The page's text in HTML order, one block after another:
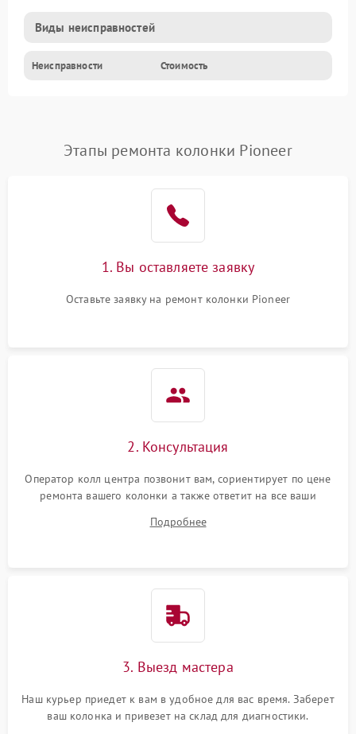
Виды неисправностей
Неисправности Стоимость
Этапы ремонта колонки Pioneer
1. Вы оставляете заявку
Оставьте заявку на ремонт колонки Pioneer
2. Консультация
Оператор колл центра позвонит вам, сориентирует по цене
ремонта вашего колонки а также ответит на все ваши
Подробнее
3. Выезд мастера
Наш курьер приедет к вам в удобное для вас время. Заберет
ваш колонка и привезет на склад для диагностики.